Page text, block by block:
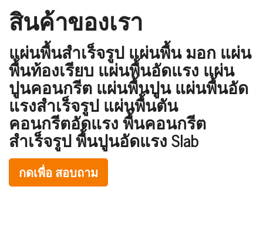
สินค้าของเรา
แผ่นพื้นสำเร็จรูป แผ่นพื้น มอก แผ่น
พื้นท้องเรียบ แผ่นพื้นอัดแรง แผ่น
ปูนคอนกรีต แผ่นพื้นปูน แผ่นพื้นอัด
แรงสำเร็จรูป แผ่นพื้นตัน
คอนกรีตอัดแรง พื้นคอนกรีต
สำเร็จรูป พื้นปูนอัดแรง Slab
กดเพื่อ สอบถาม